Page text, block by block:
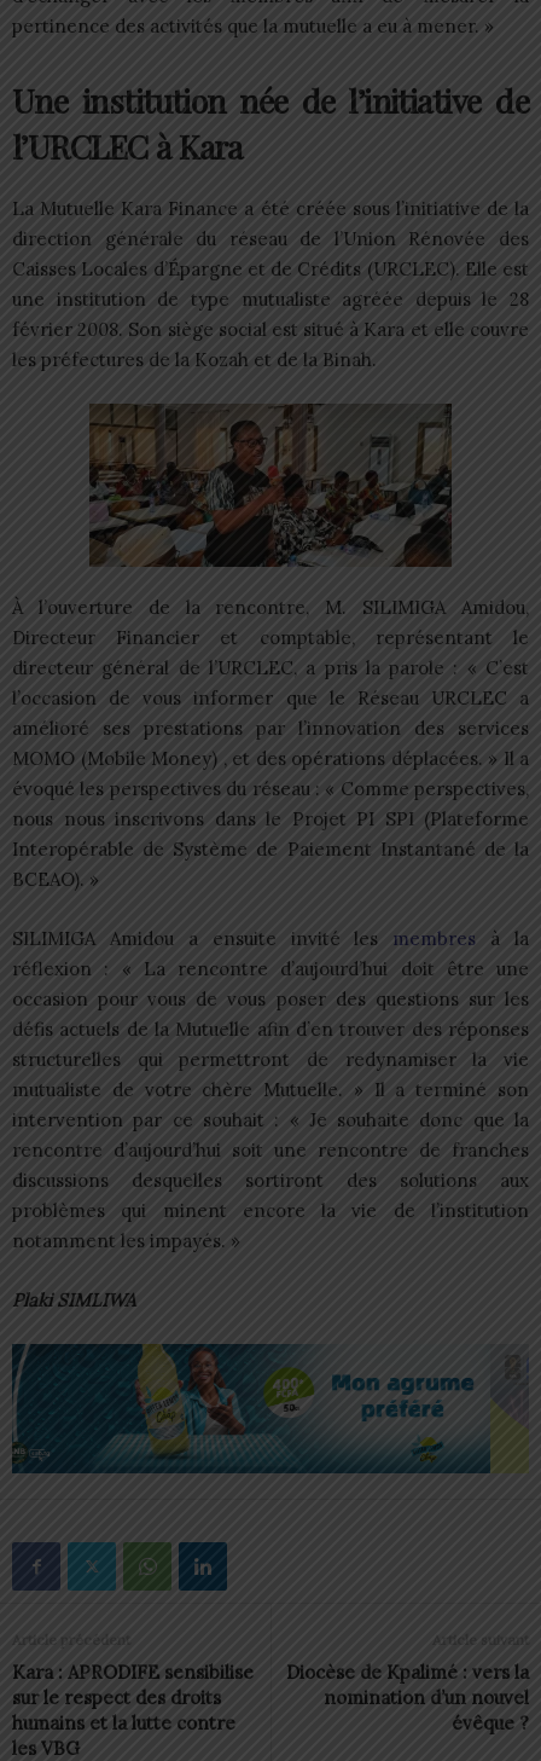
pertinence des activités que la mutuelle a eu à mener. »
Une institution née de l’initiative de
l’URCLEC à Kara
La Mutuelle Kara Finance a été créée sous l’initiative de la
direction générale du réseau de l’Union Rénovée des
Caisses Locales d’Épargne et de Crédits (URCLEC). Elle est
une institution de type mutualiste agréée depuis le 28
février 2008. Son siège social est situé à Kara et elle couvre
les préfectures de la Kozah et de la Binah.
À l’ouverture de la rencontre, M. SILIMIGA Amidou,
Directeur Financier et comptable, représentant le
directeur général de l’URCLEC, a pris la parole : « C’est
l’occasion de vous informer que le Réseau URCLEC a
amélioré ses prestations par l’innovation des services
MOMO (Mobile Money) , et des opérations déplacées. » Il a
évoqué les perspectives du réseau : « Comme perspectives,
nous nous inscrivons dans le Projet PI SPI (Plateforme
Interopérable de Système de Paiement Instantané de la
BCEAO). »
SILIMIGA Amidou a ensuite invité les membres à la
réflexion : « La rencontre d’aujourd’hui doit être une
occasion pour vous de vous poser des questions sur les
défis actuels de la Mutuelle afin d’en trouver des réponses
structurelles qui permettront de redynamiser la vie
mutualiste de votre chère Mutuelle. » Il a terminé son
intervention par ce souhait : « Je souhaite donc que la
rencontre d’aujourd’hui soit une rencontre de franches
discussions desquelles sortiront des solutions aux
problèmes qui minent encore la vie de l’institution
notamment les impayés. »
Plaki SIMLIWA
Article précédent
Kara : APRODIFE sensibilise
sur le respect des droits
humains et la lutte contre
les VBG
Article suivant
Diocèse de Kpalimé : vers la
nomination d’un nouvel
évêque ?